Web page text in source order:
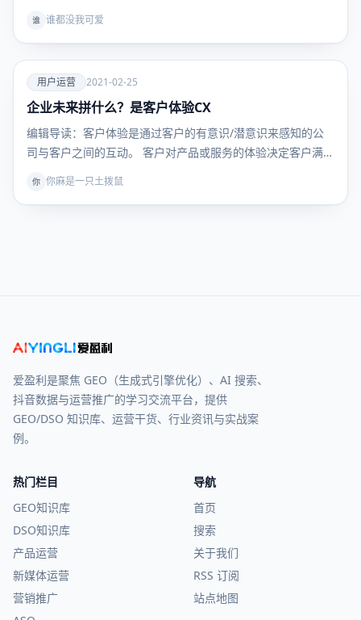
谁 谁都没我可爱
爱
用户运
用户运营 2021-02-25
企业未来拼什么？是客户体验CX
编辑导读：客户体验是通过客户的有意识/潜意识来感知的公
司与客户之间的互动。 客户对产品或服务的体验决定客户满
你 你麻是一只土拨鼠
爱盈利是聚焦 GEO（生成式引擎优化）、AI 搜索、
抖音数据与运营推广的学习交流平台，提供
GEO/DSO 知识库、运营干货、行业资讯与实战案
例。
热门栏目
GEO知识库
DSO知识库
产品运营
新媒体运营
营销推广
导航
首页
搜索
关于我们
RSS 订阅
站点地图